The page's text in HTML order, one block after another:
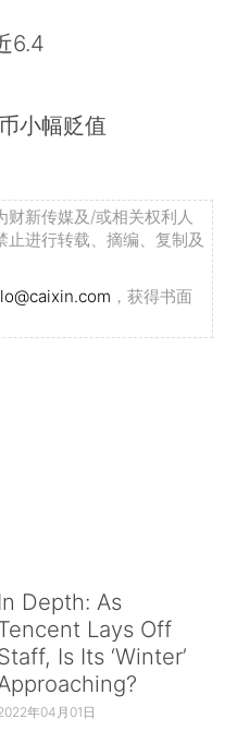
6.4
小幅贬值
财新传媒及/或相关权利人
进行转载、摘编、复制及
，获得书面
In Depth: As
Lays Off
Is Its ‘Winter’
年04月01日